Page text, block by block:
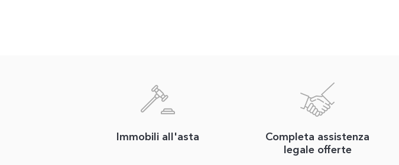
Immobili all'asta
Completa assistenza
legale offerte